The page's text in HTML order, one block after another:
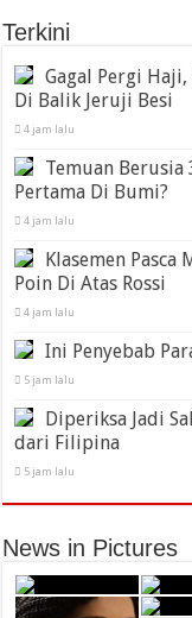
Terkini
Gagal Pergi
Di Balik Jeruji Besi
4 jam lalu
Temuan
Pertama Di Bumi?
4 jam lalu
Klasemen Pasca
Poin Di Atas Rossi
4 jam lalu
Ini Penyebab
5 jam lalu
Diperiksa Jadi
dari Filipina
5 jam lalu
News in Pictures